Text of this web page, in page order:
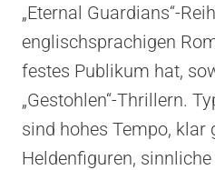
„Eternal Guardians“-
englischsprachigen
festes Publikum hat,
„Gestohlen“-Thrillern.
sind hohes Tempo, klar
Heldenfiguren,